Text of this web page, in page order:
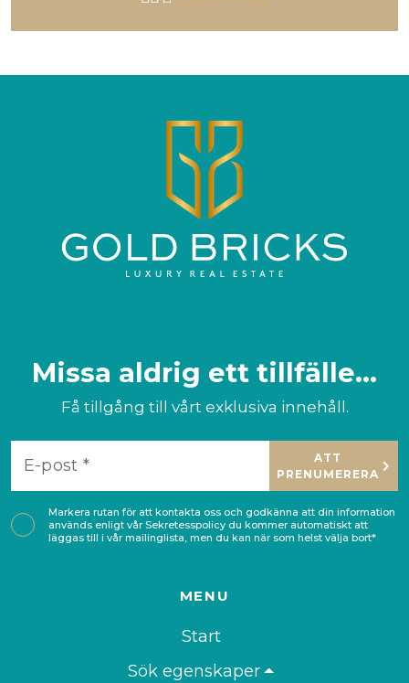
Missa aldrig ett tillfälle...
Få tillgång till vårt exklusiva innehåll.
ATT
PRENUMERERA
Markera rutan för att kontakta oss och godkänna att din information
används enligt vår Sekretesspolicy du kommer automatiskt att
läggas till i vår mailinglista, men du kan när som helst välja bort*
MENU
Start
Sök egenskaper